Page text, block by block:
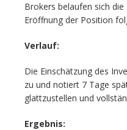
Brokers belaufen sich
Eröffnung der Position
Verlauf:
Die Einschätzung des
zu und notiert 7 Tage
glattzustellen und
Ergebnis: